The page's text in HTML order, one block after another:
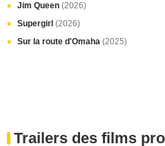
Jim Queen (2026)
Supergirl (2026)
Sur la route d'Omaha (2025)
Trailers des films